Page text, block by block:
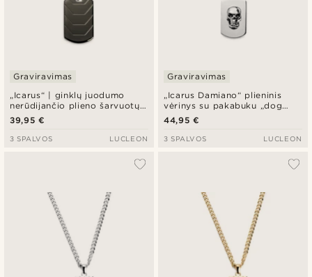
„Icarus“ | ginklų juodumo
nerūdijančio plieno šarvuotų
plokštelių karininko žetonų
vėrinys
Graviravimas
39,95 €
3 SPALVOS LUCLEON
„Icarus Damiano“ plieninis
vėrinys su pakabuku „dog
tag“
Graviravimas
44,95 €
3 SPALVOS LUCLEON